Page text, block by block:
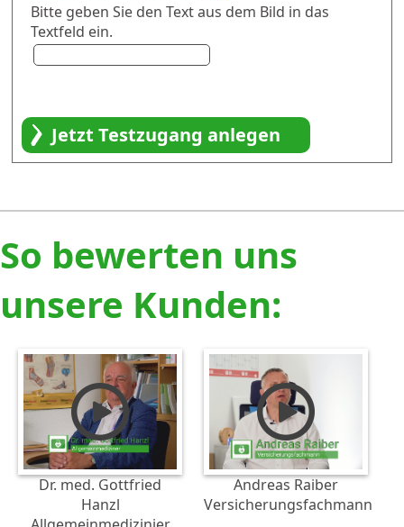
Bitte geben Sie den Text aus dem Bild in das
Textfeld ein.
So bewerten uns
unsere Kunden:
Dr. med. Gottfried
Hanzl
Andreas Raiber
Versicherungsfachmann